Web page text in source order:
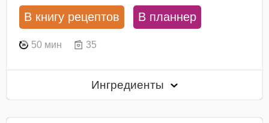
В книгу рецептов В планнер
50 мин 35
Ингредиенты